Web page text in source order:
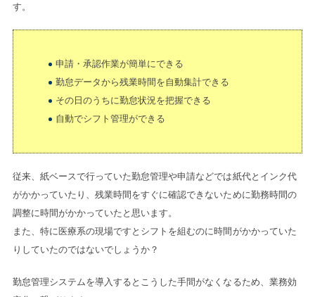
す。
申請・承認作業が簡単にできる
勤怠データから残業時間を自動集計できる
その日のうちに勤怠状況を把握できる
自動でシフト管理ができる
従来、紙ベースで行っていた勤怠管理や申請などでは紙代とインク代
がかかっていたり、残業時間をすぐに確認できないために勤務時間の
調整に時間がかかっていたと思います。
また、特に医療系の現場ですとシフトを組むのに時間がかかっていた
りしていたのではないでしょうか？
勤怠管理システムを導入するとこうした手間がなくなるため、業務効